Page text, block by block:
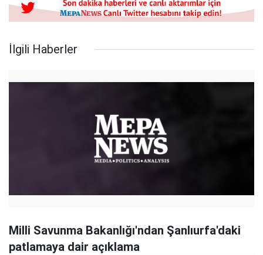
İlgili Haberler
Milli Savunma Bakanlığı'ndan Şanlıurfa'daki
patlamaya dair açıklama